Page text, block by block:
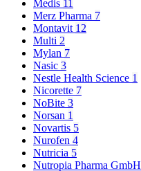
Medis 11
Merz Pharma 7
Montavit 12
Multi 2
Mylan 7
Nasic 3
Nestle Health Science 1
Nicorette 7
NoBite 3
Norsan 1
Novartis 5
Nurofen 4
Nutricia 5
Nutropia Pharma GmbH